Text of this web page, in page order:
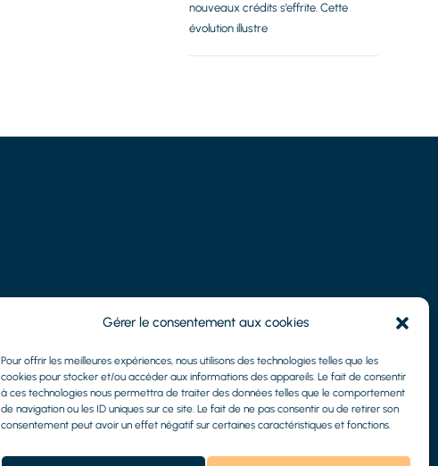
Gérer le consentement aux cookies
Pour offrir les meilleures expériences, nous utilisons des technologies telles que les
cookies pour stocker et/ou accéder aux informations des appareils. Le fait de consentir
à ces technologies nous permettra de traiter des données telles que le comportement
de navigation ou les ID uniques sur ce site. Le fait de ne pas consentir ou de retirer son
consentement peut avoir un effet négatif sur certaines caractéristiques et fonctions.
nouveaux crédits s’effrite. Cette
évolution illustre